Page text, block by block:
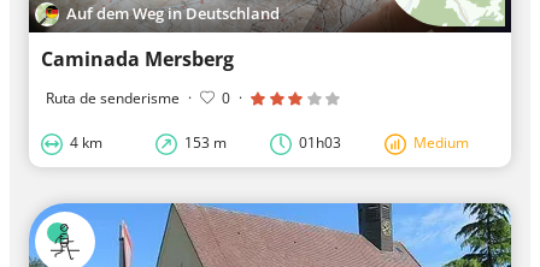
Auf dem Weg in Deutschland
Caminada Mersberg
Ruta de senderisme · 0 ·
4 km 153 m 01h03 Medium